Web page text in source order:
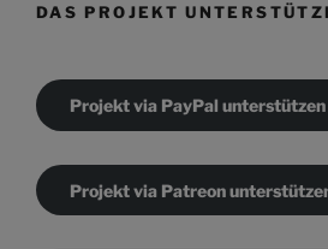
DAS PROJEKT
Projekt via PayPal unterstützen
Projekt via Patreon